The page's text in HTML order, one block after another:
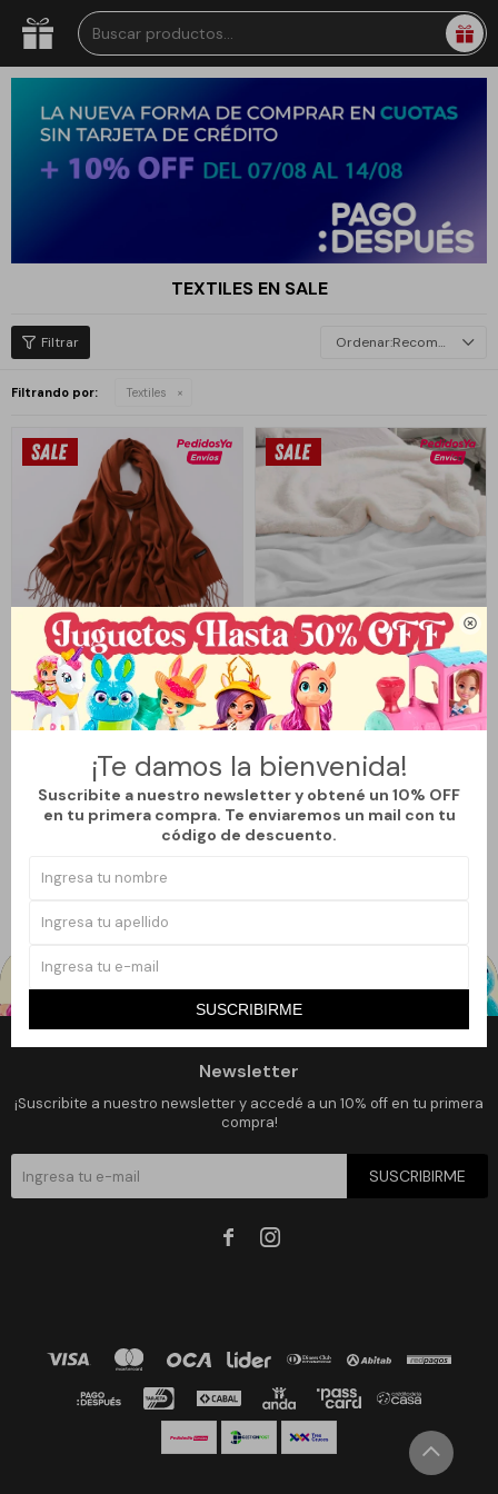

¡Te damos la bienvenida!
Suscribite a nuestro newsletter y obtené un 10% OFF
en tu primera compra. Te enviaremos un mail con tu
código de descuento.
SUSCRIBIRME
TEXTILES EN SALE
Recomendados
Filtrando por: Textiles
Llega HOY
CHALINA LISA LYRA - CAFÉ
390 $ 490
20
LlegaHOY
MANTA SHERPA - BLANCO
$ 1.090 $ 1.490
26
Newsletter
¡Suscribite a nuestro newsletter y accedé a un 10% off en tu primera
compra!
SUSCRIBIRME
 